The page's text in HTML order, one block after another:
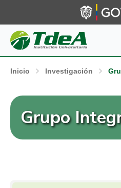
Inicio Investigación
Grupo